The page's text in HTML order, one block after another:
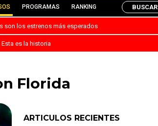
PROGRAMAS RANKING BUSCAR
son los estrenos más esperados
es la historia
Florida
ARTICULOS RECIENTES